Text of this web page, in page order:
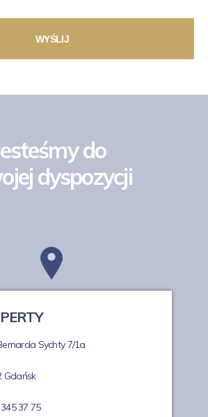
do
dyspozycji
Sychty 7/1a
Gdańsk
37 75